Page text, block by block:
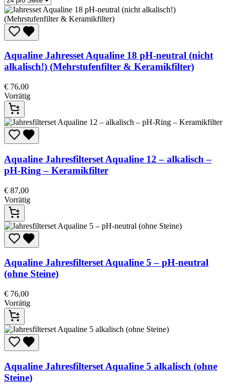
Aqualine Jahresset Aqualine 18 pH-neutral (nicht
alkalisch!) (Mehrstufenfilter & Keramikfilter)
€ 76,00
Vorrätig
Aqualine Jahresfilterset Aqualine 12 – alkalisch –
pH-Ring – Keramikfilter
€ 87,00
Vorrätig
Aqualine Jahresfilterset Aqualine 5 – pH-neutral
(ohne Steine)
€ 76,00
Vorrätig
Aqualine Jahresfilterset Aqualine 5 alkalisch (ohne
Steine)